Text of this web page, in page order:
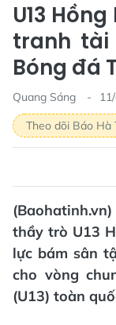
U13
tranh tài
Bóng đá
Quang Sáng
Theo dõi Báo Hà
thầy trò U13
lực bám sân
cho vòng
(U13) toàn